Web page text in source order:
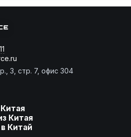
расчет?
к делу
мы сделаем
3, стр. 7, офис 304
Китая
Китай